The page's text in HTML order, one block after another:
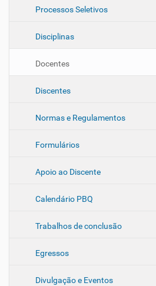
Processos Seletivos
Disciplinas
Docentes
Discentes
Normas e Regulamentos
Formulários
Apoio ao Discente
Calendário PBQ
Trabalhos de conclusão
Egressos
Divulgação e Eventos